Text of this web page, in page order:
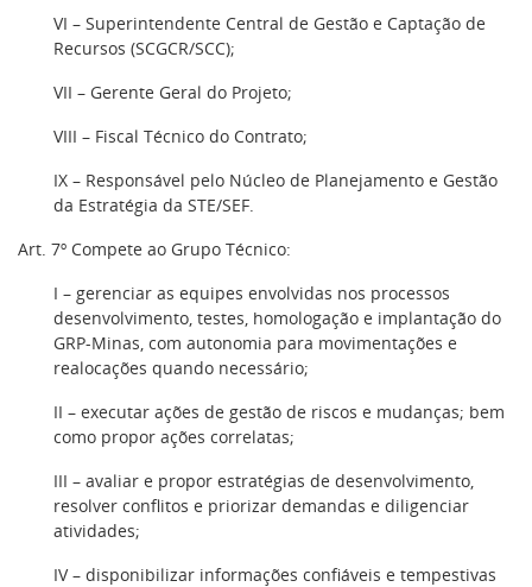
VI – Superintendente Central de Gestão e Captação de
Recursos (SCGCR/SCC);
VII – Gerente Geral do Projeto;
VIII – Fiscal Técnico do Contrato;
IX – Responsável pelo Núcleo de Planejamento e Gestão
da Estratégia da STE/SEF.
Art. 7º Compete ao Grupo Técnico:
I – gerenciar as equipes envolvidas nos processos
desenvolvimento, testes, homologação e implantação do
GRP-Minas, com autonomia para movimentações e
realocações quando necessário;
II – executar ações de gestão de riscos e mudanças; bem
como propor ações correlatas;
III – avaliar e propor estratégias de desenvolvimento,
resolver conflitos e priorizar demandas e diligenciar
atividades;
IV – disponibilizar informações confiáveis e tempestivas